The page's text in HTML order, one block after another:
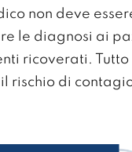
non deve
le diagnosi ai
ricoverati. Tutto
rischio di